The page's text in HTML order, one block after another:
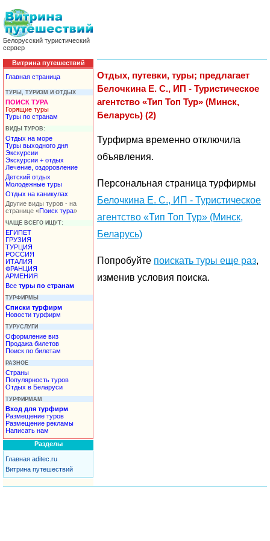
Белорусский туристический
сервер
Витрина путешествий
Главная страница
ТУРЫ, ТУРИЗМ И ОТДЫХ
ПОИСК ТУРА
Горящие туры
Туры по странам
ВИДЫ ТУРОВ:
Отдых на море
Туры выходного дня
Экскурсии
Экскурсии + отдых
Лечение, оздоровление
Детский отдых
Молодежные туры
Отдых на каникулах
Другие виды туров - на
странице «Поиск тура»
ЧАЩЕ ВСЕГО ИЩУТ:
ЕГИПЕТ
ГРУЗИЯ
ТУРЦИЯ
РОССИЯ
ИТАЛИЯ
ФРАНЦИЯ
АРМЕНИЯ
Все туры по странам
ТУРФИРМЫ
Списки турфирм
Новости турфирм
ТУРУСЛУГИ
Оформление виз
Продажа билетов
Поиск по билетам
РАЗНОЕ
Страны
Популярность туров
Отдых в Беларуси
ТУРФИРМАМ
Вход для турфирм
Размещение туров
Размещение рекламы
Написать нам
Разделы
Главная aditec.ru
Витрина путешествий
Отдых, путевки, туры; предлагает
Белочкина Е. С., ИП - Туристическое
агентство «Тип Топ Тур» (Минск,
Беларусь) (2)
Турфирма временно отключила
объявления.
Персональная страница турфирмы
Белочкина Е. С., ИП - Туристическое
агентство «Тип Топ Тур» (Минск,
Беларусь)
Попробуйте поискать туры еще раз,
изменив условия поиска.